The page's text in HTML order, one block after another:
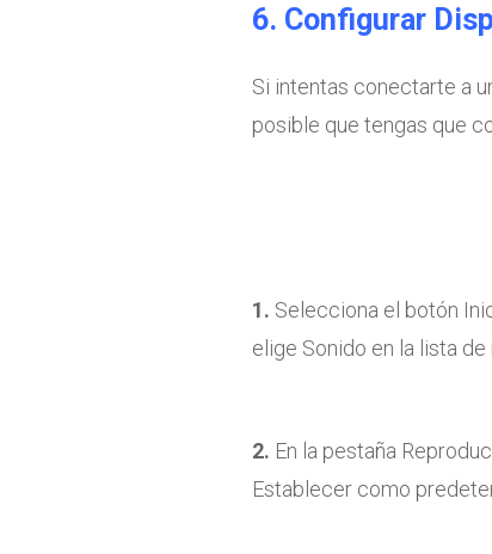
6. Configurar
Si intentas conectarte a
posible que tengas que
1. Selecciona el botón
elige Sonido en la lista de
2. En la pestaña
Establecer como